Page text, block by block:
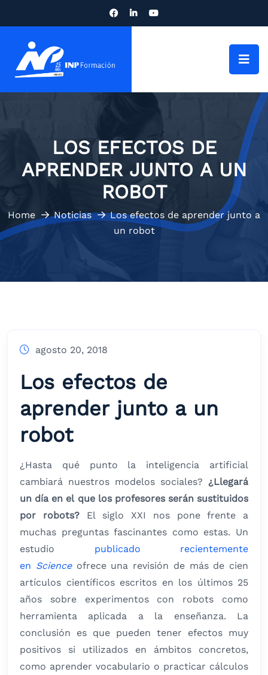
LOS EFECTOS DE
APRENDER JUNTO A UN
ROBOT
Home Noticias
Los efectos de aprender junto a
un robot
agosto 20, 2018
Los efectos de
aprender junto a un
robot
¿Hasta qué punto la inteligencia artificial
cambiará nuestros modelos sociales? ¿Llegará
un día en el que los profesores serán sustituidos
por robots?El siglo XXI nos pone frente a
muchas preguntas fascinantes como estas. Un
estudio publicado recientemente
en Scienceofrece una revisión de más de cien
artículos científicos escritos en los últimos 25
años sobre experimentos con robots como
herramienta aplicada a la enseñanza. La
conclusión es que pueden tener efectos muy
positivos si utilizados en ámbitos concretos,
como aprender vocabulario o practicar cálculos